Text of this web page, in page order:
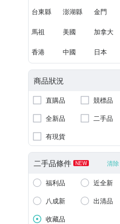
台東縣 澎湖縣 金門
馬祖 美國 加拿大
香港 中國 日本
商品狀況
直購品
競標品
全新品
二手品
有現貨
二手品條件 NEW 清除
福利品
近全新
八成新
出清品
收藏品